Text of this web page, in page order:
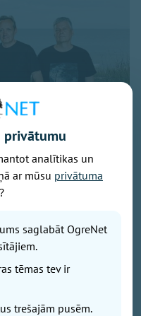
kuras
Raimonda Paula
Koncerta
privātumu
analītikas un
ar mūsu privātuma
?
saglabāt OgreNet
tēmas tev ir
trešajām pusēm.